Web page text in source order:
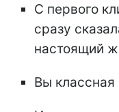
С первого
сразу
настоящий
Вы классная